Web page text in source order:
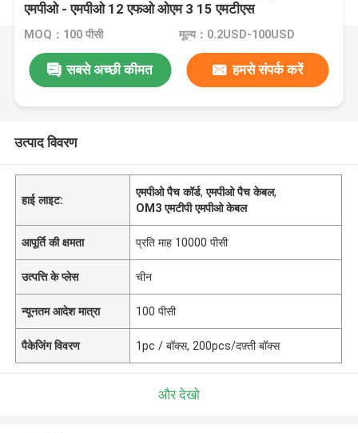
एमपीओ - ​​एमपीओ 12 एफओ ओएम 3 15 एमटीएस
MOQ：100 पीसी मूल्य：0.2USD-100USD
सबसे अच्छी कीमत हमसे संपर्क करें
उत्पाद विवरण
हाई लाइट:
एमपीओ पैच कॉर्ड,एमपीओ पैच केबल,
OM3 एमटीपी एमपीओ केबल
आपूर्ति की क्षमता प्रति माह 10000 पीसी
उत्पत्ति के प्लेस चीन
न्यूनतम आदेश मात्रा 100 पीसी
पैकेजिंग विवरण 1pc / बॉक्स, 200pcs/दफ़्ती बॉक्स
और देखो